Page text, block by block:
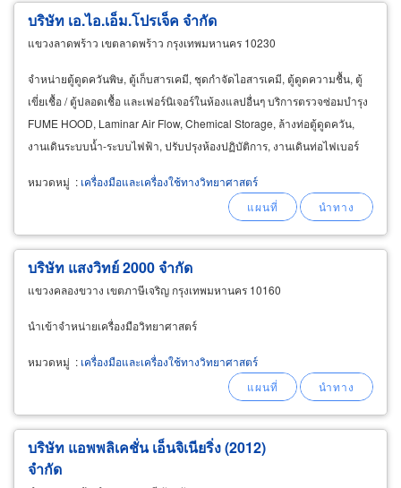
บริษัท เอ.ไอ.เอ็ม.โปรเจ็ค จำกัด
แขวงลาดพร้าว เขตลาดพร้าว กรุงเทพมหานคร 10230
จำหน่ายตู้ดูดควันพิษ, ตู้เก็บสารเคมี, ชุดกำจัดไอสารเคมี, ตู้ดูดความชื้น, ตู้
เขี่ยเชื้อ / ตู้ปลอดเชื้อ และเฟอร์นิเจอร์ในห้องแลปอื่นๆ บริการตรวจซ่อมบำรุง
FUME HOOD, Laminar Air Flow, Chemical Storage, ล้างท่อตู้ดูดควัน,
งานเดินระบบน้ำ-ระบบไฟฟ้า, ปรับปรุงห้องปฏิบัติการ, งานเดินท่อไฟเบอร์
หมวดหมู่ : เครื่องมือและเครื่องใช้ทางวิทยาศาสตร์
บริษัท แสงวิทย์ 2000 จำกัด
แขวงคลองขวาง เขตภาษีเจริญ กรุงเทพมหานคร 10160
นำเข้าจำหน่ายเครื่องมือวิทยาศาสตร์
หมวดหมู่ : เครื่องมือและเครื่องใช้ทางวิทยาศาสตร์
บริษัท แอพพลิเคชั่น เอ็นจิเนียริ่ง (2012)
จำกัด